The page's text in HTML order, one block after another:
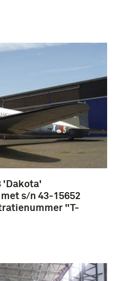
'Dakota'
s/n 43-15652
"T-